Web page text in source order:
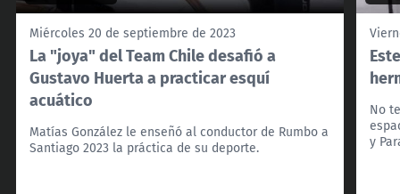
Miércoles 20 de septiembre de 2023
La "joya" del Team Chile desafió a
Gustavo Huerta a practicar esquí
acuático
Matías González le enseñó al conductor de Rumbo a
Santiago 2023 la práctica de su deporte.
No
y